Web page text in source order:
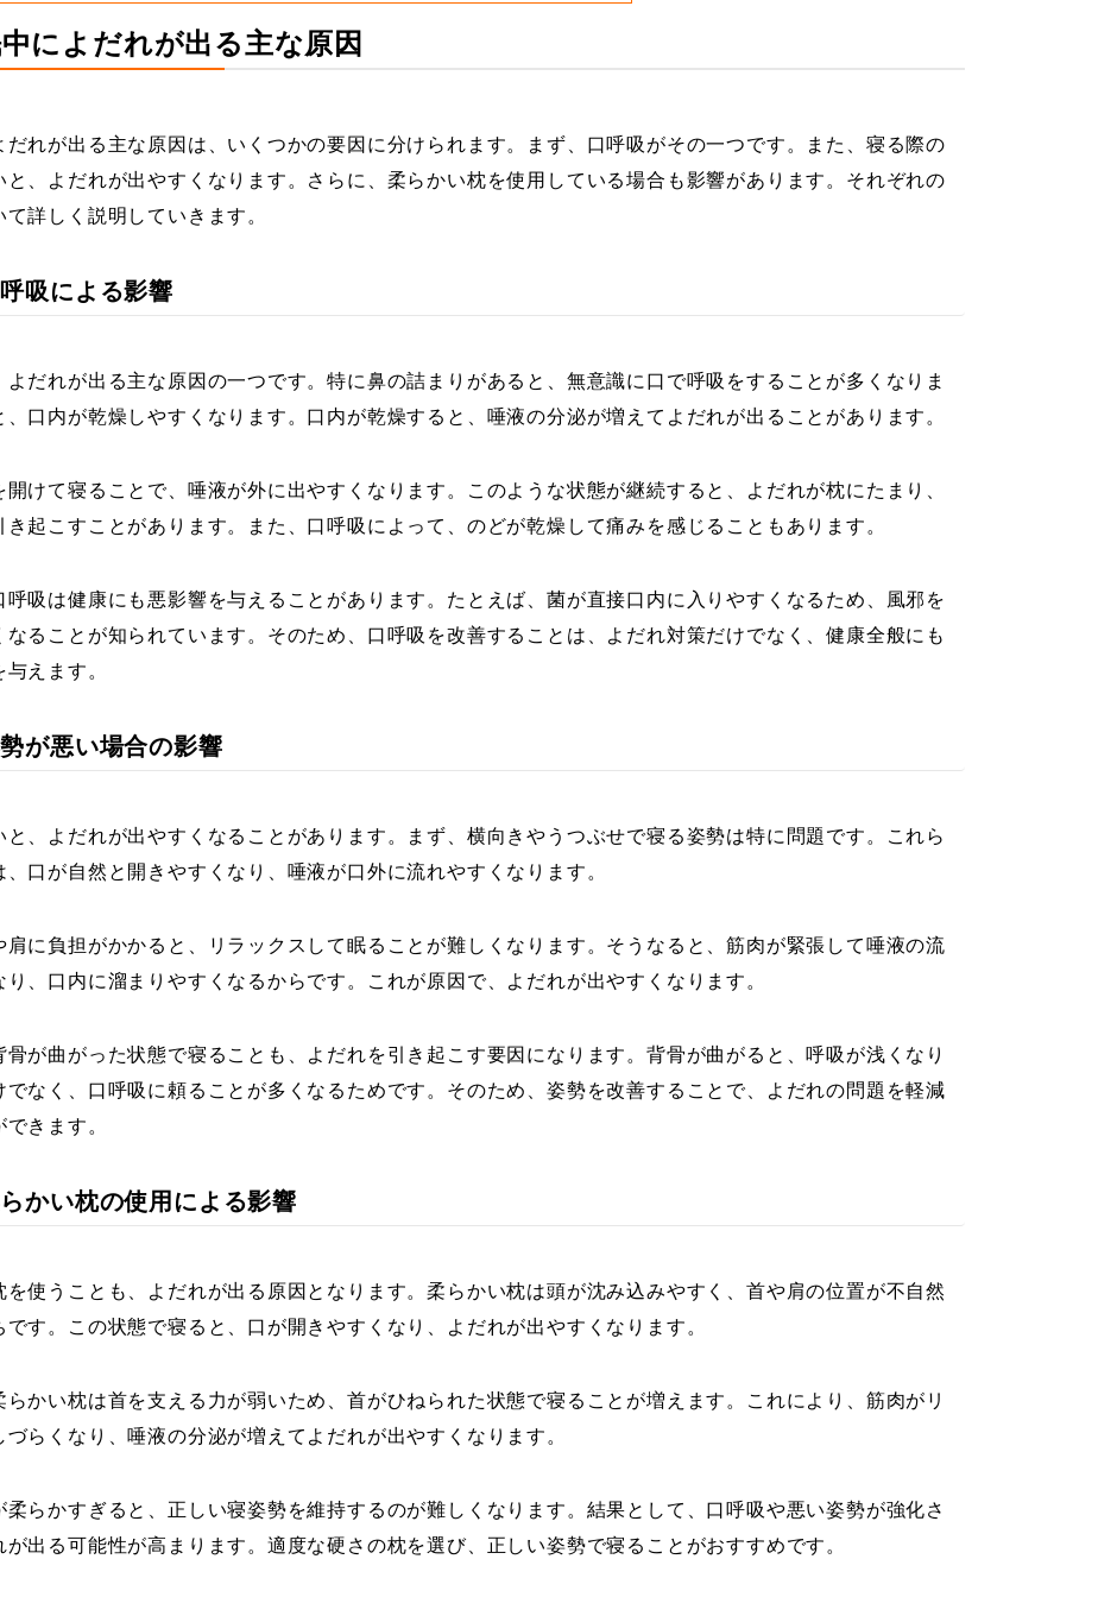
によだれが出る主な原因
だれが出る主な原因は、いくつかの要因に分けられます。まず、口呼吸がその一つです。また、寝る際の
と、よだれが出やすくなります。さらに、柔らかい枕を使用している場合も影響があります。それぞれの
て詳しく説明していきます。
吸による影響
よだれが出る主な原因の一つです。特に鼻の詰まりがあると、無意識に口で呼吸をすることが多くなりま
、口内が乾燥しやすくなります。口内が乾燥すると、唾液の分泌が増えてよだれが出ることがあります。
開けて寝ることで、唾液が外に出やすくなります。このような状態が継続すると、よだれが枕にたまり、
き起こすことがあります。また、口呼吸によって、のどが乾燥して痛みを感じることもあります。
呼吸は健康にも悪影響を与えることがあります。たとえば、菌が直接口内に入りやすくなるため、風邪を
なることが知られています。そのため、口呼吸を改善することは、よだれ対策だけでなく、健康全般にも
えます。
が悪い場合の影響
と、よだれが出やすくなることがあります。まず、横向きやうつぶせで寝る姿勢は特に問題です。これら
、口が自然と開きやすくなり、唾液が口外に流れやすくなります。
肩に負担がかかると、リラックスして眠ることが難しくなります。そうなると、筋肉が緊張して唾液の流
り、口内に溜まりやすくなるからです。これが原因で、よだれが出やすくなります。
骨が曲がった状態で寝ることも、よだれを引き起こす要因になります。背骨が曲がると、呼吸が浅くなり
でなく、口呼吸に頼ることが多くなるためです。そのため、姿勢を改善することで、よだれの問題を軽減
きます。
かい枕の使用による影響
を使うことも、よだれが出る原因となります。柔らかい枕は頭が沈み込みやすく、首や肩の位置が不自然
です。この状態で寝ると、口が開きやすくなり、よだれが出やすくなります。
らかい枕は首を支える力が弱いため、首がひねられた状態で寝ることが増えます。これにより、筋肉がリ
づらくなり、唾液の分泌が増えてよだれが出やすくなります。
柔らかすぎると、正しい寝姿勢を維持するのが難しくなります。結果として、口呼吸や悪い姿勢が強化さ
が出る可能性が高まります。適度な硬さの枕を選び、正しい姿勢で寝ることがおすすめです。